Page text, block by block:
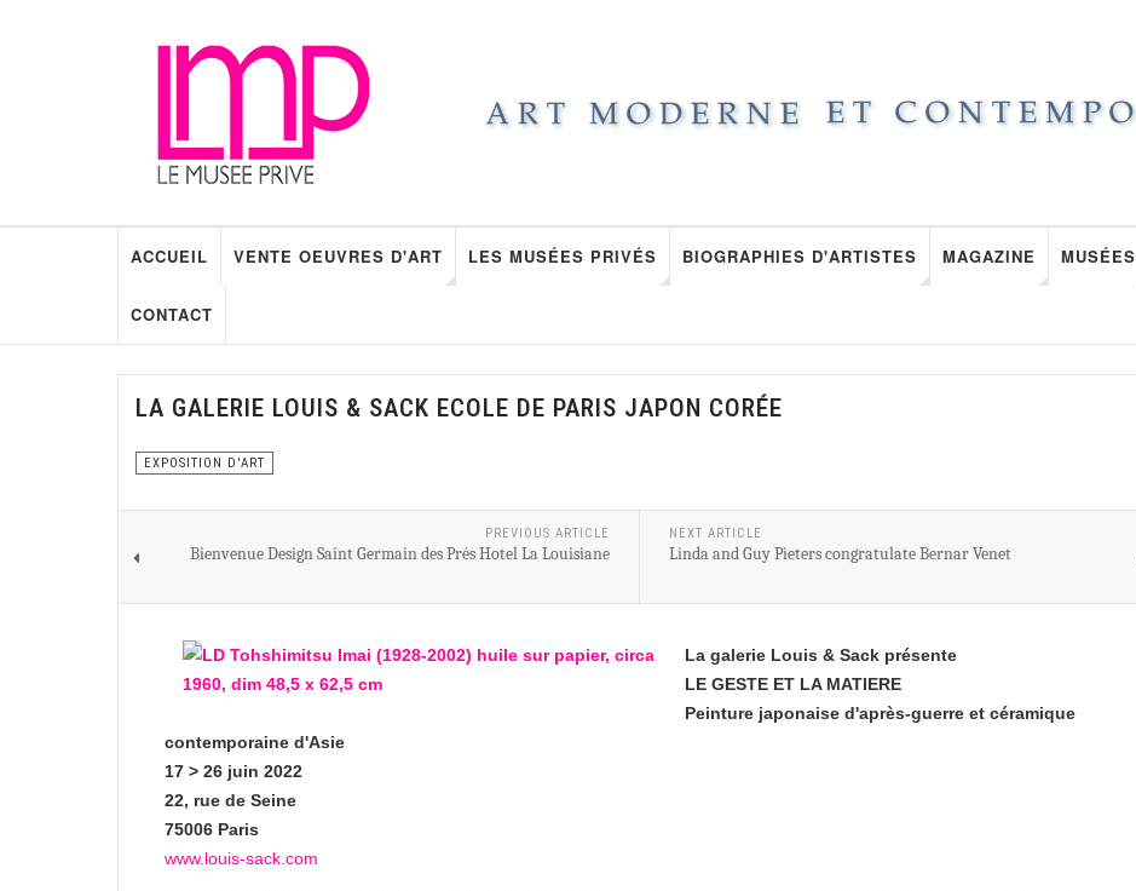
ACCUEIL VENTE OEUVRES D'ART LES MUSÉES PRIVÉS BIOGRAPHIES D'ARTISTES MAGAZINE MUSÉES
CONTACT
LA GALERIE LOUIS & SACK ECOLE DE PARIS JAPON CORÉE
EXPOSITION D'ART
PREVIOUS ARTICLE
Bienvenue Design Saint Germain des Prés Hotel La Louisiane
NEXT ARTICLE
Linda and Guy Pieters congratulate Bernar Venet
La galerie Louis & Sack présente
LE GESTE ET LA MATIERE
Peinture japonaise d'après-guerre et céramique
contemporaine d'Asie
17 > 26 juin 2022
22, rue de Seine
75006 Paris
www.louis-sack.com